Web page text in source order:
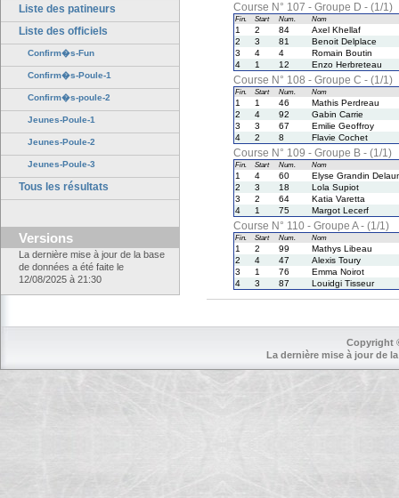
Liste des patineurs
Liste des officiels
Confirm�s-Fun
Confirm�s-Poule-1
Confirm�s-poule-2
Jeunes-Poule-1
Jeunes-Poule-2
Jeunes-Poule-3
Tous les résultats
Versions
La dernière mise à jour de la base
de données a été faite le
12/08/2025 à 21:30
Course N° 107 - Groupe D - (1/1)
Fin. Start Num. Nom
1 2 84
Axel Khellaf
2
3 81
Benoit Delplace
3
4 4
Romain Boutin
4
1 12 Enzo Herbreteau
Course N° 108 - Groupe C - (1/1)
Fin. Start Num. Nom
1 1 46
Mathis Perdreau
2
4 92
Gabin Carrie
3
3 67
Emilie Geoffroy
4
2 8 Flavie Cochet
Course N° 109 - Groupe B - (1/1)
Fin. Start Num. Nom
1 4 60
Elyse Grandin
2
3 18
Lola Supiot
3
2 64
Katia Varetta
4
1 75 Margot Lecerf
Course N° 110 - Groupe A - (1/1)
Fin. Start Num. Nom
1 2 99
Mathys Libeau
2
4 47
Alexis Toury
3
1 76
Emma Noirot
4
3 87 Louidgi Tisseur
Copyright
La dernière mise à jour de